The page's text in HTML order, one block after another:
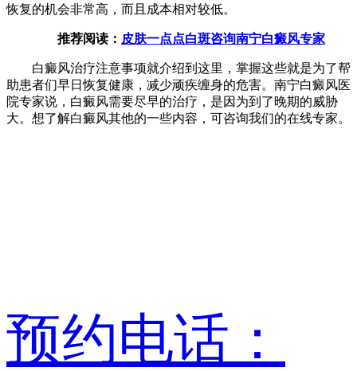
恢复的机会非常高，而且成本相对较低。
推荐阅读： 皮肤一点点白斑咨询南宁白癜风专家
白癜风治疗注意事项就介绍到这里，掌握这些就是为了帮
助患者们早日恢复健康，减少顽疾缠身的危害。南宁白癜风医
院专家说，白癜风需要尽早的治疗，是因为到了晚期的威胁
大。想了解白癜风其他的一些内容，可咨询我们的在线专家。
预约电话：